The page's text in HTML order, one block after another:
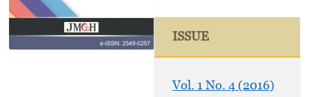
ISSUE
Vol. 1 No. 4 (2016)